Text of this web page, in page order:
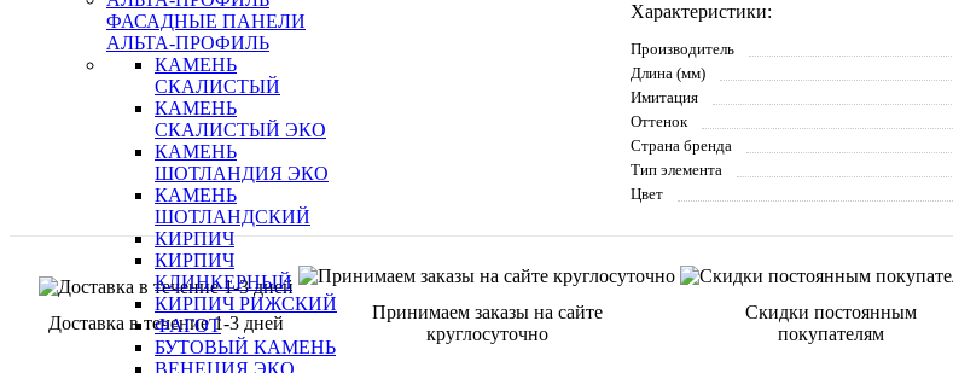
ФАСАДНЫЕ ПАНЕЛИ
АЛЬТА-ПРОФИЛЬ
КАМЕНЬ
СКАЛИСТЫЙ
КАМЕНЬ
СКАЛИСТЫЙ ЭКО
КАМЕНЬ
ШОТЛАНДИЯ ЭКО
КАМЕНЬ
ШОТЛАНДСКИЙ
КИРПИЧ
КИРПИЧ
КЛИНКЕРНЫЙ
КИРПИЧ РИЖСКИЙ
ФАГОТ
БУТОВЫЙ КАМЕНЬ
ВЕНЕЦИЯ ЭКО
Характеристики:
Производитель
Длина (мм)
Имитация
Оттенок
Страна бренда
Тип элемента
Цвет
Доставка в течение 1-3 дней
Принимаем заказы на сайте
круглосуточно
Скидки постоянным
покупателям